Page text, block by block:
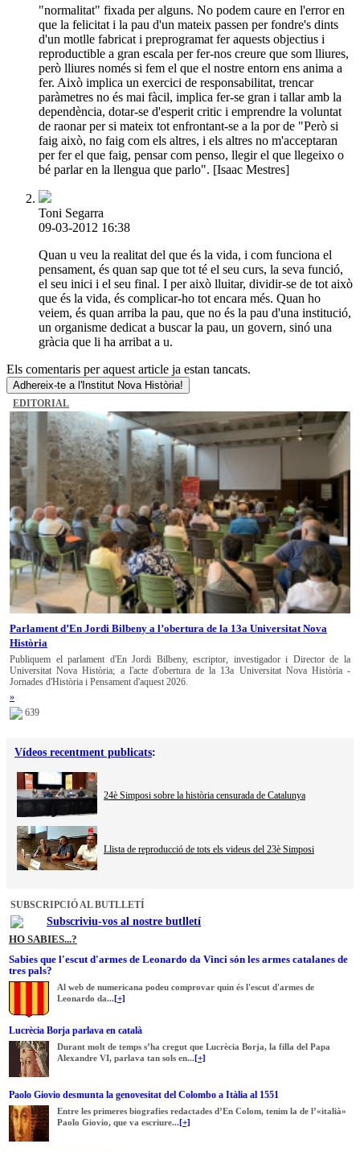
"normalitat" fixada per alguns. No podem caure en l'error en
que la felicitat i la pau d'un mateix passen per fondre's dints
d'un motlle fabricat i preprogramat fer aquests objectius i
reproductible a gran escala per fer-nos creure que som lliures,
però lliures només si fem el que el nostre entorn ens anima a
fer. Això implica un exercici de responsabilitat, trencar
paràmetres no és mai fàcil, implica fer-se gran i tallar amb la
dependència, dotar-se d'esperit critic i emprendre la voluntat
de raonar per si mateix tot enfrontant-se a la por de "Però si
faig això, no faig com els altres, i els altres no m'acceptaran
per fer el que faig, pensar com penso, llegir el que llegeixo o
bé parlar en la llengua que parlo". [Isaac Mestres]
Toni Segarra
09-03-2012 16:38
Quan u veu la realitat del que és la vida, i com funciona el
pensament, és quan sap que tot té el seu curs, la seva funció,
el seu inici i el seu final. I per això lluitar, dividir-se de tot això
que és la vida, és complicar-ho tot encara més. Quan ho
veiem, és quan arriba la pau, que no és la pau d'una institució,
un organisme dedicat a buscar la pau, un govern, sinó una
gràcia que li ha arribat a u.
Els comentaris per aquest article ja estan tancats.
Adhereix-te a l'Institut Nova Història!
EDITORIAL
Parlament d’En Jordi Bilbeny a l’obertura de la 13a Universitat Nova
Història
Publiquem el parlament d'En Jordi Bilbeny, escriptor, investigador i Director de la
Universitat Nova Història; a l'acte d'obertura de la 13a Universitat Nova Història -
Jornades d'Història i Pensament d'aquest 2026.
»
639
Vídeos recentment publicats:
24è Simposi sobre la història censurada de Catalunya
Llista de reproducció de tots els videus del 23è Simposi
SUBSCRIPCIÓ AL BUTLLETÍ
Subscriviu-vos al nostre butlletí
HO SABIES...?
Sabies que l'escut d'armes de Leonardo da Vinci són les armes catalanes de
tres pals?
Al web de numericana podeu comprovar quin és l'escut d'armes de
Leonardo da...[+]
Lucrècia Borja parlava en català
Durant molt de temps s’ha cregut que Lucrècia Borja, la filla del Papa
Alexandre VI, parlava tan sols en...[+]
Paolo Giovio desmunta la genovesitat del Colombo a Itàlia al 1551
Entre les primeres biografies redactades d’En Colom, tenim la de l’«italià»
Paolo Giovio, que va escriure...[+]